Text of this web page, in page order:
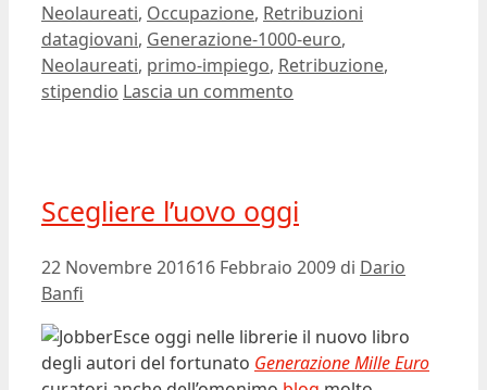
Neolaureati, Occupazione, Retribuzioni
datagiovani, Generazione-1000-euro,
Neolaureati, primo-impiego, Retribuzione,
stipendio Lascia un commento
Scegliere l’uovo oggi
22 Novembre 201616 Febbraio 2009 di Dario
Banfi
Esce oggi nelle librerie il nuovo libro
degli autori del fortunato Generazione Mille Euro